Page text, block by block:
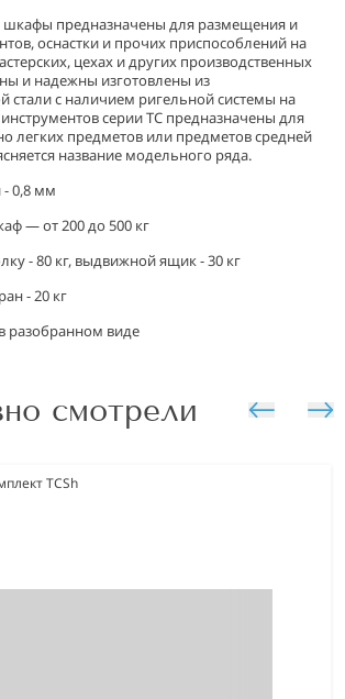
предназначены для размещения и
оснастки и прочих приспособлений на
цехах и других производственных
и надежны изготовлены из
стали с наличием ригельной системы на
серии TC предназначены для
легких предметов или предметов средней
название модельного ряда.
- 0,8 мм
— от 200 до 500 кг
- 80 кг, выдвижной ящик - 30 кг
- 20 кг
разобранном виде
смотрели
TCSh